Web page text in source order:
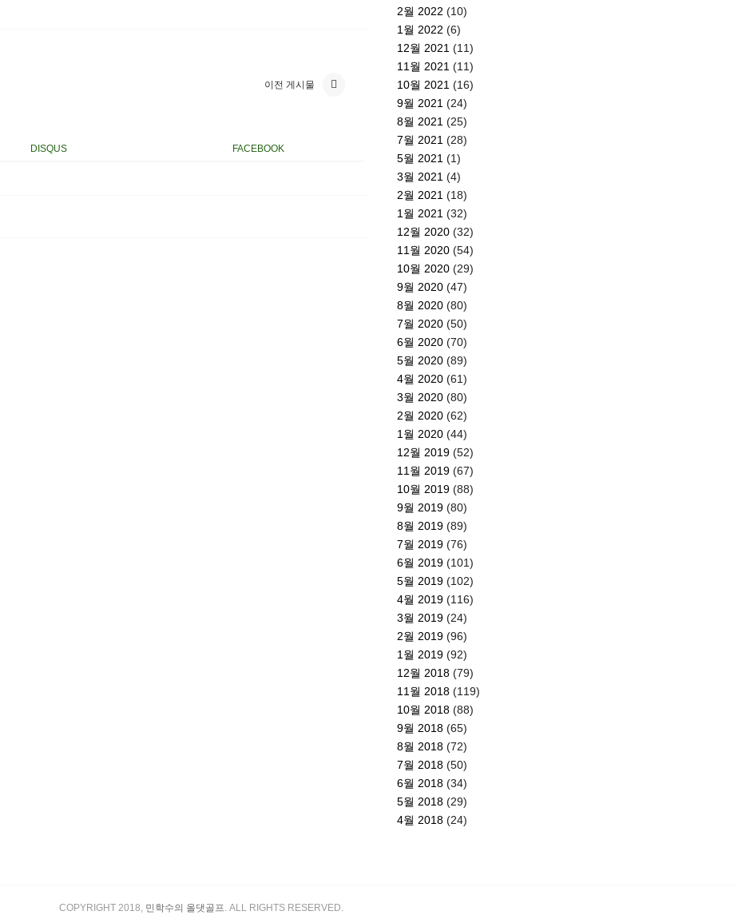
이전 게시물
DISQUS FACEBOOK
2월 2022 (10)
1월 2022 (6)
12월 2021 (11)
11월 2021 (11)
10월 2021 (16)
9월 2021 (24)
8월 2021 (25)
7월 2021 (28)
5월 2021 (1)
3월 2021 (4)
2월 2021 (18)
1월 2021 (32)
12월 2020 (32)
11월 2020 (54)
10월 2020 (29)
9월 2020 (47)
8월 2020 (80)
7월 2020 (50)
6월 2020 (70)
5월 2020 (89)
4월 2020 (61)
3월 2020 (80)
2월 2020 (62)
1월 2020 (44)
12월 2019 (52)
11월 2019 (67)
10월 2019 (88)
9월 2019 (80)
8월 2019 (89)
7월 2019 (76)
6월 2019 (101)
5월 2019 (102)
4월 2019 (116)
3월 2019 (24)
2월 2019 (96)
1월 2019 (92)
12월 2018 (79)
11월 2018 (119)
10월 2018 (88)
9월 2018 (65)
8월 2018 (72)
7월 2018 (50)
6월 2018 (34)
5월 2018 (29)
4월 2018 (24)
COPYRIGHT 2018, 민학수의 올댓골프. ALL RIGHTS RESERVED.